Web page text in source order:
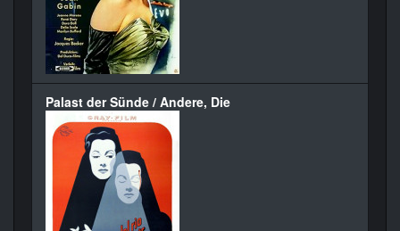
Palast der Sünde / Andere, Die